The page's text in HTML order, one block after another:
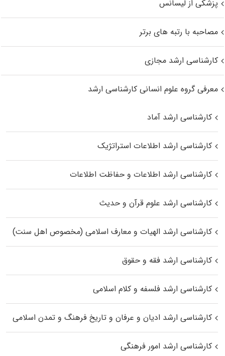
پزشکی از لیسانس
مصاحبه با رتبه های برتر
کارشناسی ارشد مجازی
معرفی گروه علوم انسانی کارشناسی ارشد
کارشناسی ارشد آماد
کارشناسی ارشد اطلاعات استراتژیک
کارشناسی ارشد اطلاعات و حفاظت اطلاعات
کارشناسی ارشد علوم قرآن و حدیث
کارشناسی ارشد الهیات و معارف اسلامی (مخصوص اهل سنت)
کارشناسی ارشد فقه و حقوق
کارشناسی ارشد فلسفه و کلام اسلامی
کارشناسی ارشد ادیان و عرفان و تاریخ فرهنگ و تمدن اسلامی
کارشناسی ارشد امور فرهنگی